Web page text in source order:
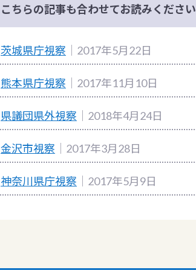
こちらの記事も合わせてお読みください
茨城県庁視察 ｜2017年5月22日
熊本県庁視察 ｜2017年11月10日
県議団県外視察 ｜2018年4月24日
金沢市視察 ｜2017年3月28日
神奈川県庁視察 ｜2017年5月9日